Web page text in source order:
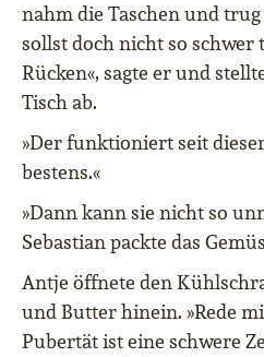
nahm die Taschen und
sollst doch nicht so schwer
Rücken«, sagte er und
Tisch ab.
»Der funktioniert seit
bestens.«
»Dann kann sie nicht so
Sebastian packte das
Antje öffnete den
und Butter hinein. »Rede
Pubertät ist eine schwere